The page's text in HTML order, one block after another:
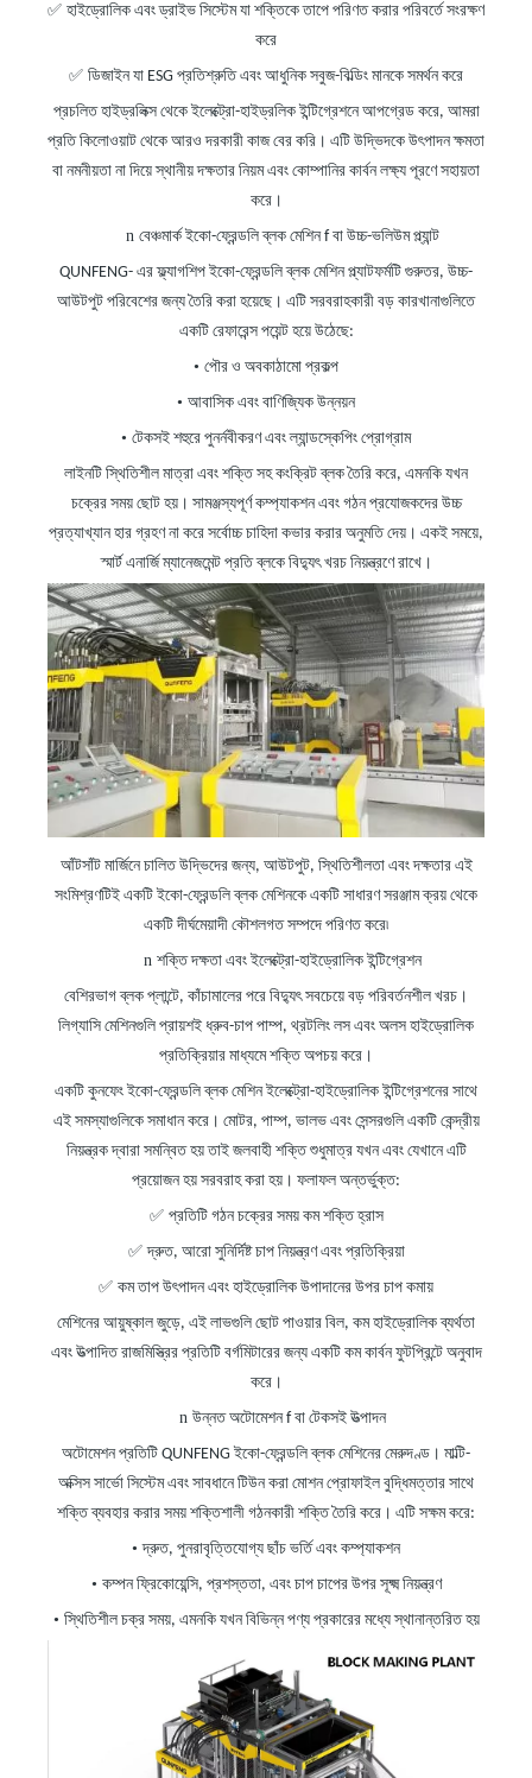
✅ হাইড্রোলিক এবং ড্রাইভ সিস্টেম যা শক্তিকে তাপে পরিণত করার পরিবর্তে সংরক্ষণ
করে
✅ ডিজাইন যা ESG প্রতিশ্রুতি এবং আধুনিক সবুজ-বিল্ডিং মানকে সমর্থন করে
প্রচলিত হাইড্রলিক্স থেকে ইলেক্ট্রো-হাইড্রলিক ইন্টিগ্রেশনে আপগ্রেড করে, আমরা
প্রতি কিলোওয়াট থেকে আরও দরকারী কাজ বের করি। এটি উদ্ভিদকে উৎপাদন ক্ষমতা
বা নমনীয়তা না দিয়ে স্থানীয় দক্ষতার নিয়ম এবং কোম্পানির কার্বন লক্ষ্য পূরণে সহায়তা
করে।
n বেঞ্চমার্ক ইকো-ফ্রেন্ডলি ব্লক মেশিনfবা উচ্চ-ভলিউম প্ল্যান্ট
QUNFENG- এরফ্ল্যাগশিপ ইকো-ফ্রেন্ডলি ব্লক মেশিন প্ল্যাটফর্মটি গুরুতর, উচ্চ-
আউটপুট পরিবেশের জন্য তৈরি করা হয়েছে। এটি সরবরাহকারী বড় কারখানাগুলিতে
একটি রেফারেন্স পয়েন্ট হয়ে উঠেছে:
• পৌর ও অবকাঠামো প্রকল্প
• আবাসিক এবং বাণিজ্যিক উন্নয়ন
• টেকসই শহুরে পুনর্নবীকরণ এবং ল্যান্ডস্কেপিং প্রোগ্রাম
লাইনটি স্থিতিশীল মাত্রা এবং শক্তি সহ কংক্রিট ব্লক তৈরি করে, এমনকি যখন
চক্রের সময় ছোট হয়। সামঞ্জস্যপূর্ণ কম্প্যাকশন এবং গঠন প্রযোজকদের উচ্চ
প্রত্যাখ্যান হার গ্রহণ না করে সর্বোচ্চ চাহিদা কভার করার অনুমতি দেয়। একই সময়ে,
স্মার্ট এনার্জি ম্যানেজমেন্ট প্রতি ব্লকে বিদ্যুৎ খরচ নিয়ন্ত্রণে রাখে।
আঁটসাঁট মার্জিনে চালিত উদ্ভিদের জন্য, আউটপুট, স্থিতিশীলতা এবং দক্ষতার এই
সংমিশ্রণটিই একটি ইকো-ফ্রেন্ডলি ব্লক মেশিনকে একটি সাধারণ সরঞ্জাম ক্রয় থেকে
একটি দীর্ঘমেয়াদী কৌশলগত সম্পদে পরিণত করে৷
n শক্তি দক্ষতা এবং ইলেক্ট্রো-হাইড্রোলিক ইন্টিগ্রেশন
বেশিরভাগ ব্লক প্লান্টে, কাঁচামালের পরে বিদ্যুৎ সবচেয়ে বড় পরিবর্তনশীল খরচ।
লিগ্যাসি মেশিনগুলি প্রায়শই ধ্রুব-চাপ পাম্প, থ্রটলিং লস এবং অলস হাইড্রোলিক
প্রতিক্রিয়ার মাধ্যমে শক্তি অপচয় করে।
একটি কুনফেং ইকো-ফ্রেন্ডলি ব্লক মেশিন ইলেক্ট্রো-হাইড্রোলিক ইন্টিগ্রেশনের সাথে
এই সমস্যাগুলিকে সমাধান করে। মোটর, পাম্প, ভালভ এবং সেন্সরগুলি একটি কেন্দ্রীয়
নিয়ন্ত্রক দ্বারা সমন্বিত হয় তাই জলবাহী শক্তি শুধুমাত্র যখন এবং যেখানে এটি
প্রয়োজন হয় সরবরাহ করা হয়। ফলাফল অন্তর্ভুক্ত:
✅ প্রতিটি গঠন চক্রের সময় কম শক্তি হ্রাস
✅দ্রুত, আরো সুনির্দিষ্ট চাপ নিয়ন্ত্রণ এবং প্রতিক্রিয়া
✅ কম তাপ উৎপাদন এবং হাইড্রোলিক উপাদানের উপর চাপ কমায়
মেশিনের আয়ুষ্কাল জুড়ে, এই লাভগুলি ছোট পাওয়ার বিল, কম হাইড্রোলিক ব্যর্থতা
এবং উত্পাদিত রাজমিস্ত্রির প্রতিটি বর্গমিটারের জন্য একটি কম কার্বন ফুটপ্রিন্টে অনুবাদ
করে।
n উন্নত অটোমেশনfবা টেকসই উত্পাদন
অটোমেশন প্রতিটি QUNFENG ইকো-ফ্রেন্ডলি ব্লক মেশিনের মেরুদণ্ড। মাল্টি-
অক্সিস সার্ভো সিস্টেম এবং সাবধানে টিউন করা মোশন প্রোফাইল বুদ্ধিমত্তার সাথে
শক্তি ব্যবহার করার সময় শক্তিশালী গঠনকারী শক্তি তৈরি করে। এটি সক্ষম করে:
•দ্রুত, পুনরাবৃত্তিযোগ্য ছাঁচ ভর্তি এবং কম্প্যাকশন
• কম্পন ফ্রিকোয়েন্সি, প্রশস্ততা, এবং চাপ চাপের উপর সূক্ষ্ম নিয়ন্ত্রণ
• স্থিতিশীল চক্র সময়, এমনকি যখন বিভিন্ন পণ্য প্রকারের মধ্যে স্থানান্তরিত হয়